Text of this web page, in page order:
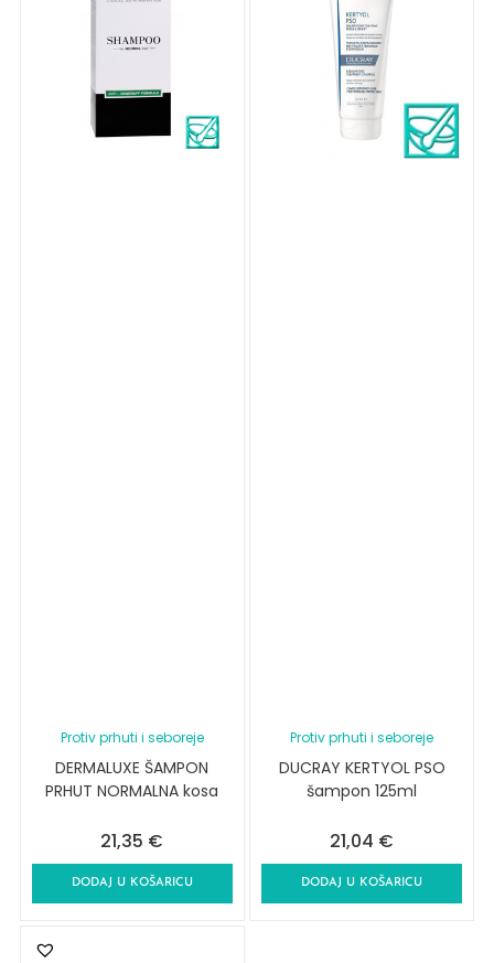
Protiv prhuti i seboreje
DERMALUXE ŠAMPON
PRHUT NORMALNA kosa
21,35 €
DODAJ U KOŠARICU
Protiv prhuti i seboreje
DUCRAY KERTYOL PSO
šampon 125ml
21,04 €
DODAJ U KOŠARICU